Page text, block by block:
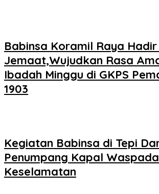
Babinsa Koramil Raya Hadir
Jemaat,Wujudkan Rasa
Ibadah Minggu di GKPS
1903
Kegiatan Babinsa di Tepi
Penumpang Kapal
Keselamatan